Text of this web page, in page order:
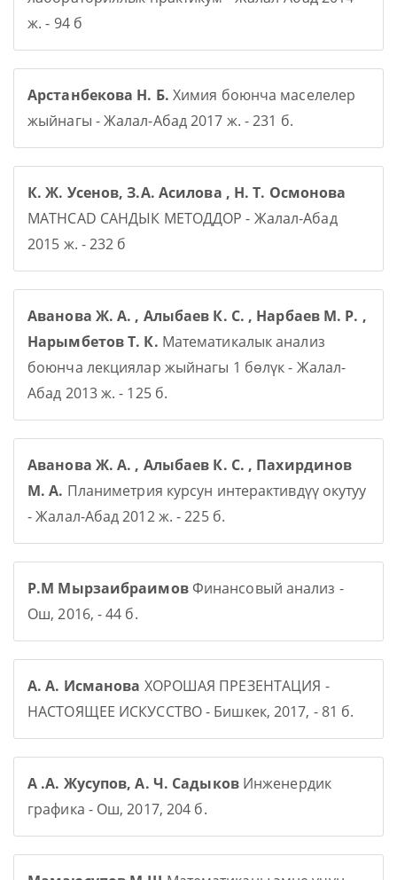
ж. - 94 б
Арстанбекова Н. Б. Химия боюнча маселелер
жыйнагы - Жалал-Абад 2017 ж. - 231 б.
К. Ж. Усенов, З.А. Асилова , Н. Т. Осмонова
MATHCAD САНДЫК МЕТОДДОР - Жалал-Абад
2015 ж. - 232 б
Аванова Ж. А. , Алыбаев К. С. , Нарбаев М. Р. ,
Нарымбетов Т. К. Математикалык анализ
боюнча лекциялар жыйнагы 1 бөлүк - Жалал-
Абад 2013 ж. - 125 б.
Аванова Ж. А. , Алыбаев К. С. , Пахирдинов
М. А. Планиметрия курсун интерактивдүү окутуу
- Жалал-Абад 2012 ж. - 225 б.
Р.М МырзаибраимовФинансовый анализ -
Ош, 2016, - 44 б.
А. А. Исманова ХОРОШАЯ ПРЕЗЕНТАЦИЯ -
НАСТОЯЩЕЕ ИСКУССТВО - Бишкек, 2017, - 81 б.
А .А. Жусупов, А. Ч. Садыков Инженердик
графика - Ош, 2017, 204 б.